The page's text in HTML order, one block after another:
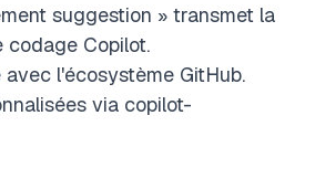
suggestion » transmet la
Copilot.
l'écosystème GitHub.
via copilot-